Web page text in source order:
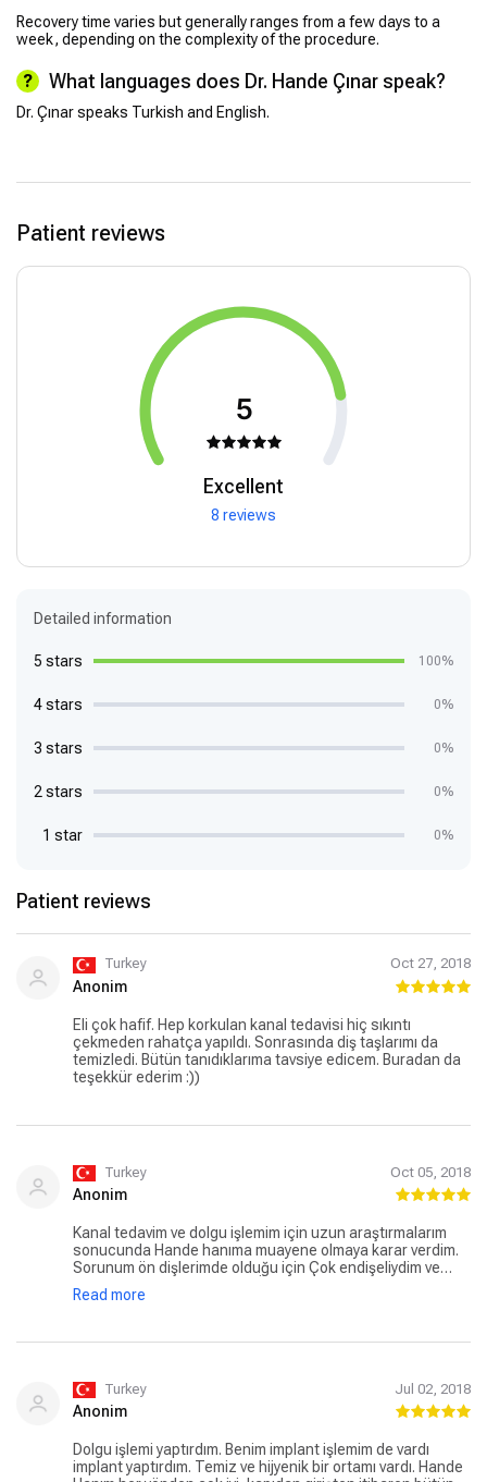
Recovery time varies but generally ranges from a few days to a
week, depending on the complexity of the procedure.
What languages does Dr. Hande Çınar speak?
Dr. Çınar speaks Turkish and English.
Patient reviews
5
Excellent
8 reviews
Detailed information
5 stars 100%
4 stars 0%
3 stars 0%
2 stars 0%
1 star 0%
Patient reviews
Turkey Oct 27, 2018
Anonim
Eli çok hafif. Hep korkulan kanal tedavisi hiç sıkıntı
çekmeden rahatça yapıldı. Sonrasında diş taşlarımı da
temizledi. Bütün tanıdıklarıma tavsiye edicem. Buradan da
teşekkür ederim :))
Turkey Oct 05, 2018
Anonim
Kanal tedavim ve dolgu işlemim için uzun araştırmalarım
sonucunda Hande hanıma muayene olmaya karar verdim.
Sorunum ön dişlerimde olduğu için Çok endişeliydim ve
estetik kaygısı yaşıyordum. Öncelikle ilgili ve güleryüzlü
ekibi karşıladı. Hande hanıma endişelerimden ve
belirtmeliyim kesinlikle maddiyatı gözetmeyen ihtiyaçtınız
olmayan işlemleri redden dürüst ve güvenilir bir doktor.
doktorum oldu. Teşekkürler Hande hocam :)
Read more
Turkey Jul 02, 2018
Anonim
Dolgu işlemi yaptırdım. Benim implant işlemim de vardı
implant yaptırdım. Temiz ve hijyenik bir ortamı vardı. Hande